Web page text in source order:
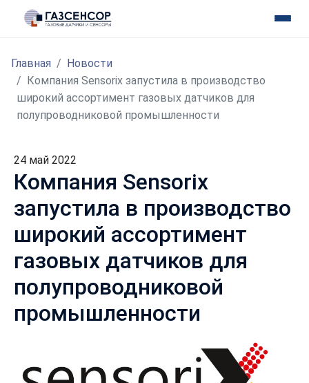
Главная
Новости
Компания Sensorix запустила в производство
широкий ассортимент газовых датчиков для
полупроводниковой промышленности
24 май 2022
Компания Sensorix
запустила в производство
широкий ассортимент
газовых датчиков для
полупроводниковой
промышленности